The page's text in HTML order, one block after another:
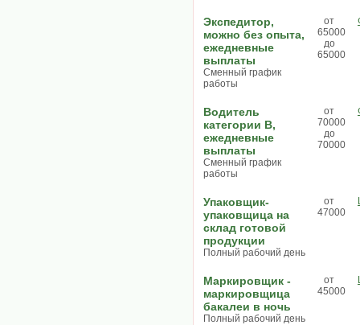
Экспедитор,
можно без опыта,
ежедневные
выплаты
Сменный график
работы
от
65000
до
65000
Водитель
категории В,
ежедневные
выплаты
Сменный график
работы
от
70000
до
70000
Упаковщик-
упаковщица на
склад готовой
продукции
Полный рабочий день
от
47000
Маркировщик -
маркировщица
бакалеи в ночь
Полный рабочий день
от
45000